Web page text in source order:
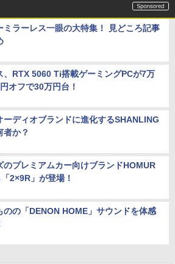
ミラーレス一眼の大特集！ 見どころ記事
、RTX 5060 Ti搭載ゲーミングPCが7万
オフで30万円台！
ーディオブランドに進化するSHANLING
者か？
のプレミアムカー向けブランドHOMUR
2×9R」が登場！
のの「DENON HOME」サウンドを体感